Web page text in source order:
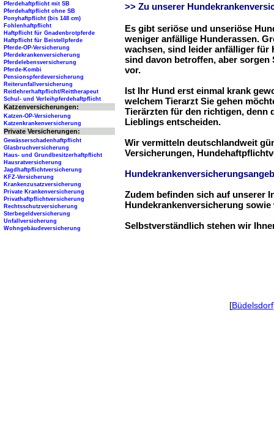
>> Zu unserer
Es gibt seriöse und unseriöse
weniger anfällige Hunderassen.
wachsen, sind leider anfälliger für
sind davon betroffen, aber sorgen
vor.
Ist Ihr Hund erst einmal krank
welchem Tierarzt Sie gehen
Tierärzten für den richtigen, denn
Lieblings entscheiden.
Wir vermitteln deutschlandweit
Versicherungen,
Zudem befinden sich auf unserer
Hundekrankenversicherung
Selbstverständlich stehen wir
Pferdehaftpflicht mit SB
Pferdehaftpflicht ohne SB
Ponyhaftpflicht (bis 148 cm)
Fohlenhaftpflicht
Haftpflicht für Gnadenbrotpferde
Haftpflicht für Beistellpferde
Pferde-OP-Versicherung
Pferdekrankenversicherung
Pferdelebensversicherung
Pferde-Kombi
Pensionspferdeversicherung
Reiterunfallversicherung
Reitlehrerhaftpflicht/Reittherapeut
Schul- und Verleihpferdehaftpflicht
Katzenversicherungen:
Katzen-OP-Versicherung
Katzenkrankenversicherung
Private Versicherungen:
Gewässerschadenhaftpflicht
Glasbruchversicherung
Haus- und Grundbesitzerhaftpflicht
Hausratversicherung
Jagdhaftpflichtversicherung
KFZ-Versicherung
Krankenzusatzversicherung
Private Krankenversicherung
Privathaftpflichtversicherung
Rechtsschutzversicherung
Sterbegeldversicherung
Unfallversicherung
Wohngebäudeversicherung
[Büdelsdorf